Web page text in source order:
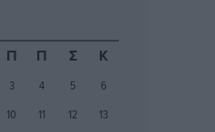
Π Π Σ Κ
3 4 5
6
10 11 12
13